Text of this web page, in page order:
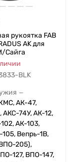
рукоятка FAB
AK для
Сайга
BLK
—
АК-47,
АКС-74У, АК-12,
АК-103,
Вепрь-1В,
205),
127, ВПО-147,